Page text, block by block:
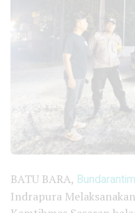
BATU BARA,
Indrapura